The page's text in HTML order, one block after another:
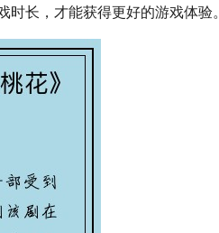
长，才能获得更好的游戏体验。